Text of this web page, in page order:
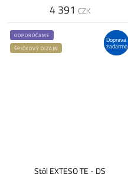
4 391 CZK
Doprava
zadarmo
ODPORÚČAME
ŠPIČKOVÝ DIZAJN
Stôl EXTESO TE - DS